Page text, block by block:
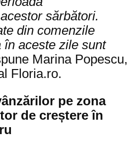
sărbători.
din comenzile
aceste zile sunt
Marina Popescu,
Floria.ro.
pe zona
de creștere în